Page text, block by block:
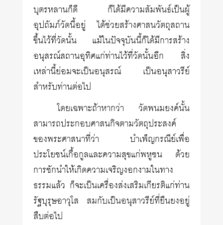
บุตรหลานก็ดี ก็ได้มีความสัมพันธ์เป็นผู้
อุปถัมภ์วัดนี้อยู่ ได้ช่วยสร้างศาสนวัตถุสถาน
ขึ้นไว้ที่วัดนั้น แม้ในปัจจุบันนี้ก็ได้มีการสร้าง
อนุสรณ์สถานอุทิศแก่ท่านไว้ที่วัดนั้นอีก สิ่ง
เหล่านี้ย่อมจะเป็นอนุสรณ์ เป็นอนุสาวรีย์
สำหรับท่านต่อไป
โดยเฉพาะถ้าหากว่า วัดพนมยงค์นั้น
สามารถประกอบศาสนกิจตามวัตถุประสงค์
ของพระศาสนาที่ว่า บำเพ็ญกรณีย์เพื่อ
ประโยชน์เกื้อกูลและความสุขแก่พหูชน ด้วย
การชักนำให้เกิดความเจริญงอกงามในทาง
ธรรมแล้ว ก็จะเป็นเครื่องส่งเสริมเกียรติแก่ท่าน
รัฐบุรุษอาวุโส สมกับเป็นอนุสาวรีย์ที่ยืนยงอยู่
สืบต่อไป